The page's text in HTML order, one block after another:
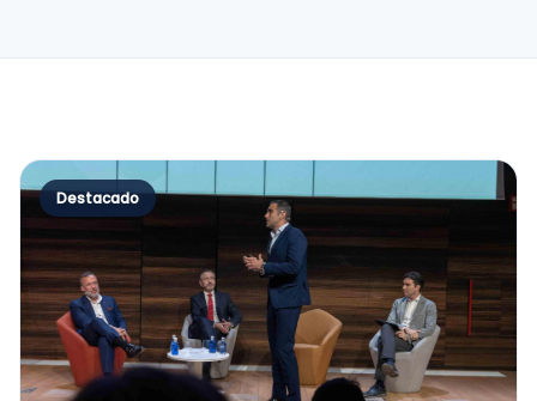
Destacado